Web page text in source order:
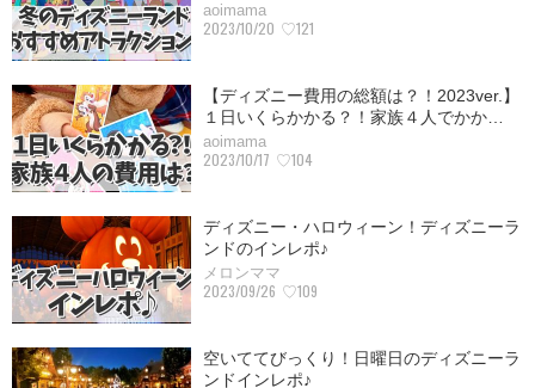
aoimama
2023/10/20 ♡121
【ディズニー費用の総額は？！2023ver.】
１日いくらかかる？！家族４人でかか…
aoimama
2023/10/17 ♡104
ディズニー・ハロウィーン！ディズニーラ
ンドのインレポ♪
メロンママ
2023/09/26 ♡109
空いててびっくり！日曜日のディズニーラ
ンドインレポ♪